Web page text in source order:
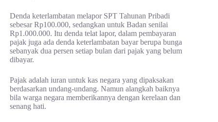
Denda keterlambatan melapor SPT Tahunan Pribadi
sebesar Rp100.000, sedangkan untuk Badan senilai
Rp1.000.000. Itu denda telat lapor, dalam pembayaran
pajak juga ada denda keterlambatan bayar berupa bunga
sebanyak dua persen setiap bulan dari pajak yang belum
dibayar.
Pajak adalah iuran untuk kas negara yang dipaksakan
berdasarkan undang-undang. Namun alangkah baiknya
bila warga negara memberikannya dengan kerelaan dan
senang hati.